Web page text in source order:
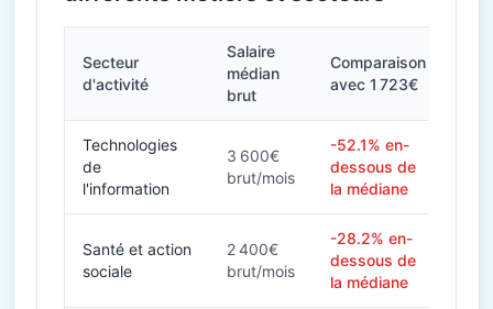
Secteur
d'activité
Salaire
médian
brut
Comparaison
avec 1 723€
Technologies
de
l'information
3 600€
brut/mois
-52.1% en-
dessous de
la médiane
Santé et action
sociale
2 400€
brut/mois
-28.2% en-
dessous de
la médiane